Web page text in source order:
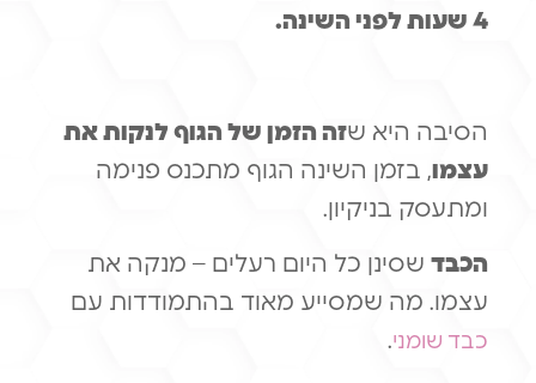
הסיבה היא שזה הזמן של הגוף לנקות את
עצמו, בזמן השינה הגוף מתכנס פנימה
ומתעסק בניקיון.
הכבדשסינן כל היום רעלים – מנקה את
עצמו. מה שמסייע מאוד בהתמודדות עם
כבד שומני.